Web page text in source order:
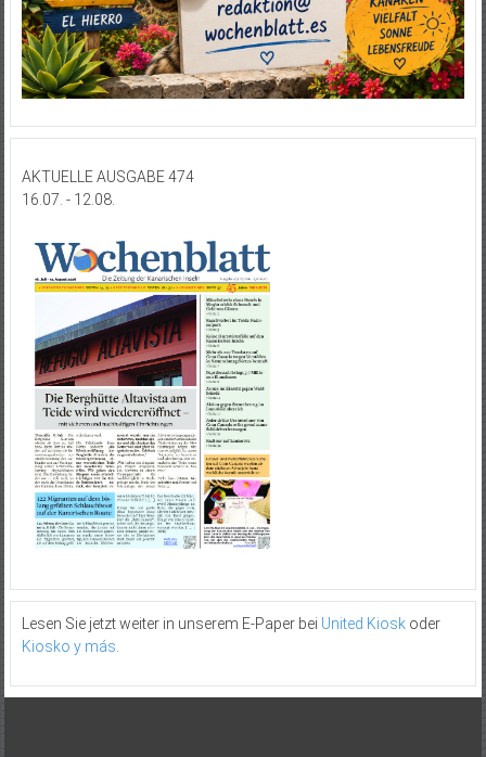
AKTUELLE AUSGABE 474
16.07. - 12.08.
Lesen Sie jetzt weiter in unserem E-Paper bei United Kioskoder
Kiosko y más